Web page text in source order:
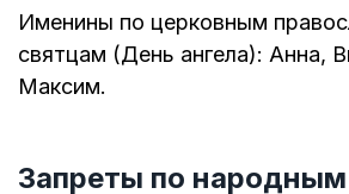
Именины по церковным
святцам (День ангела): Анна,
Максим.
Запреты по